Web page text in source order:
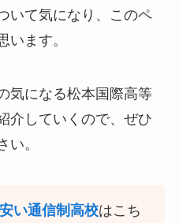
いて気になり、このペ
います。
気になる松本国際高等
介していくので、ぜひ
い。
い通信制高校はこち